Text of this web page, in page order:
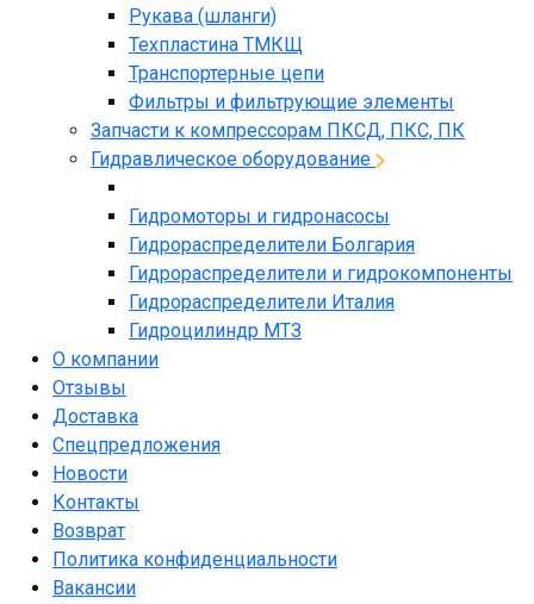
Рукава (шланги)
Техпластина ТМКЩ
Транспортерные цепи
Фильтры и фильтрующие элементы
Запчасти к компрессорам ПКСД, ПКС, ПК
Гидравлическое оборудование
Гидромоторы и гидронасосы
Гидрораспределители Болгария
Гидрораспределители и гидрокомпоненты
Гидрораспределители Италия
Гидроцилиндр МТЗ
О компании
Отзывы
Доставка
Спецпредложения
Новости
Контакты
Возврат
Политика конфиденциальности
Вакансии